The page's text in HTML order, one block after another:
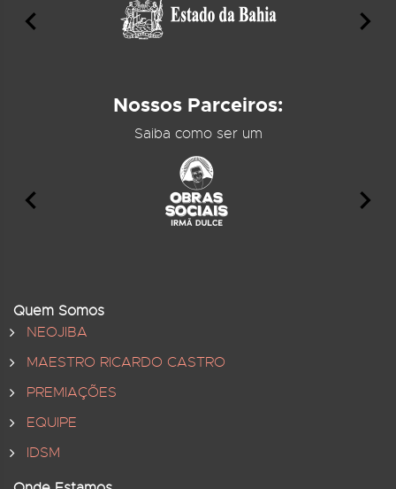
Nossos Parceiros:
Saiba como ser um
Quem Somos
NEOJIBA
MAESTRO RICARDO CASTRO
PREMIAÇÕES
EQUIPE
IDSM